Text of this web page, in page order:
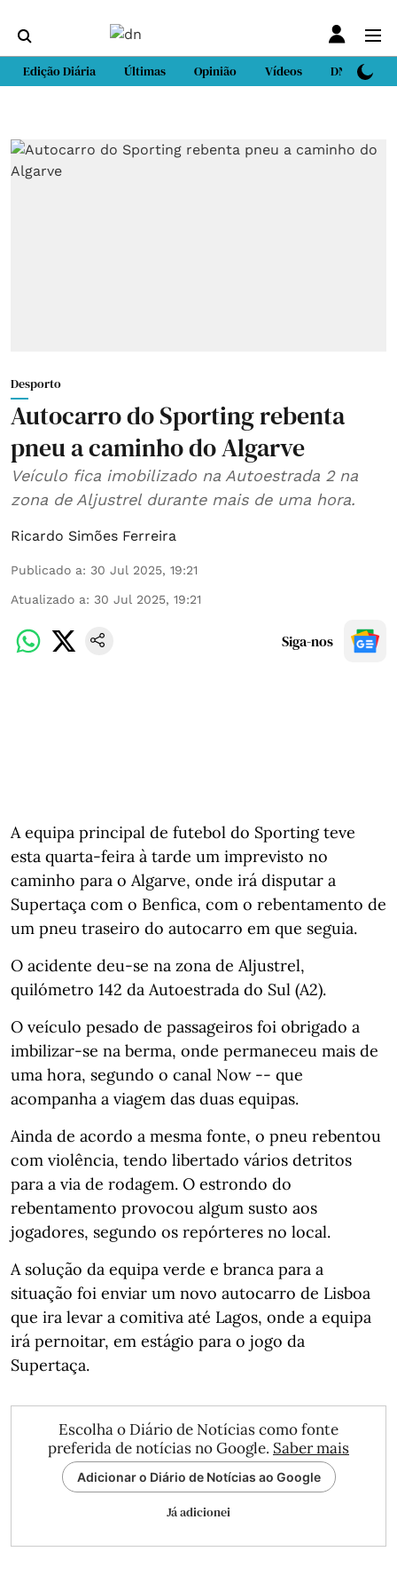
Edição Diária Últimas Opinião Vídeos DN Sport
Desporto
Autocarro do Sporting rebenta
pneu a caminho do Algarve
Veículo fica imobilizado na Autoestrada 2 na
zona de Aljustrel durante mais de uma hora.
Ricardo Simões Ferreira
Publicado a: 30 Jul 2025, 19:21
Atualizado a: 30 Jul 2025, 19:21
Siga-nos
A equipa principal de futebol do Sporting teve
esta quarta-feira à tarde um imprevisto no
caminho para o Algarve, onde irá disputar a
Supertaça com o Benfica, com o rebentamento de
um pneu traseiro do autocarro em que seguia.
O acidente deu-se na zona de Aljustrel,
quilómetro 142 da Autoestrada do Sul (A2).
O veículo pesado de passageiros foi obrigado a
imbilizar-se na berma, onde permaneceu mais de
uma hora, segundo o canal Now -- que
acompanha a viagem das duas equipas.
Ainda de acordo a mesma fonte, o pneu rebentou
com violência, tendo libertado vários detritos
para a via de rodagem. O estrondo do
rebentamento provocou algum susto aos
jogadores, segundo os repórteres no local.
A solução da equipa verde e branca para a
situação foi enviar um novo autocarro de Lisboa
que ira levar a comitiva até Lagos, onde a equipa
irá pernoitar, em estágio para o jogo da
Supertaça.
Escolha o Diário de Notícias como fonte
preferida de notícias no Google. Saber mais
Adicionar o Diário de Notícias ao Google
Já adicionei